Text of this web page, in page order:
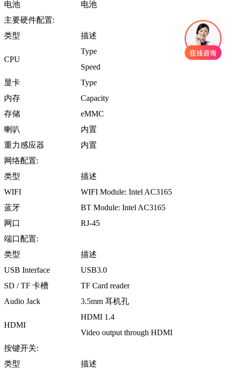
电池
电池
主要硬件配置:
类型
描述
CPU
Type
Speed
显卡
Type
内存
Capacity
存储
eMMC
喇叭
内置
重力感应器
内置
网络配置:
类型
描述
WIFI
WIFI Module: Intel AC3165
蓝牙
BT Module: Intel AC3165
网口
RJ-45
端口配置:
类型
描述
USB Interface
USB3.0
SD / TF 卡槽
TF Card reader
Audio Jack
3.5mm 耳机孔
HDMI
HDMI 1.4
Video output through HDMI
按键开关:
类型
描述